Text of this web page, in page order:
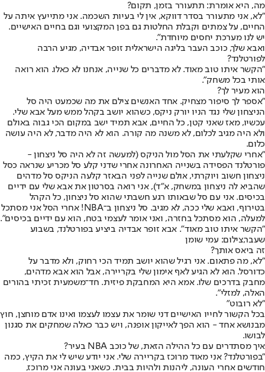
מה, היא אומרת: תתעורר בזמן, תקום?
"לא, אני מתעורר בסדר דווקא, אין לי בעיות השכמה. אני מתייעץ איתה על
החיים, על צמתים וקבלת החלטות גם בפן המקצועי וגם בחיים האישיים.
יש לנו מערכת יחסים מיוחדת".
ואבא שלך, כוכב העבר בליגה הישראלית זופר אבדיה, מגיע הרבה
לפורטלנד?
"הקשר איתו טוב מאוד. לא מדברים כל שנייה, אנחנו לא כאלו. הוא רואה
אותי בכל משחק".
הוא מעיר לך?
"אספר לך סיפור מצחיק. אחד האנשים צילם את מה שכמעט היה סל
הניצחון שלי נגד הניו יורק ניקס, כשהוא יושב בקהל ממש מעל אבא שלי.
עכשיו, מאז שאני קטן, כל החיים, אבא תמיד ישב במקום הכי גבוה באולם
ולא היה מגיב לכלום, לא משנה מה קורה. הוא לא היה מדבר, לא היה עושה
כלום.
"אחרי שקלעתי את הסל מול הניקס (למעשה זה לא היה סל ניצחון -
פורטלנד הפסידה בשנייה האחרונה אחרי שדני קלע סל מכריע שנראה כסל
ניצחון חשוב ויוקרתי, אולם שנייה לפני הבאזר קלעה הניקס סל מדהים
שהביא לה ניצחון במשחק, א"ד), אני רואה בסרטון את אבא שלי עם ידיים
בכיסים. אני עם סל שבאותו רגע חשבתי שהוא סל ניצחון, כל הקהל
בטירוף, ואבא שלי ככה, לא מגיב. סל ניצחון ב־NBA! אחרי הסל אני מסתכל
למעלה, הוא מסתכל בחזרה, ואני אומר לעצמי בטח, הוא עם ידיים בכיסים".
"הקשר איתו טוב מאוד". אבא זופר אבדיה ביציע בפורטלנד, בשבוע
שעבר,צילום: עמי שומן
זה ביאס אותך?
"לא, מה פתאום. אני רגיל שהוא יושב תמיד הכי רחוק, ולא מדבר על
כדורסל. הוא לא הגיע לאף אימון שלי בקריירה, אבל הוא אבא מדהים,
מחבק בדרכים שלו. אמא היא המחבקת פיזית. חד־משמעית זכיתי בהורים
האלה, למזלי".
"לא רובוט"
בכל הקשור לחייו האישיים דני שומר את עצמו לעצמו ואינו אדם מוחצן, חוץ
מבנושא אחד - הוא הפך לאייקון אופנה, ויש כבר כאלה שמחקים את סגנון
לבושו.
איך מסתדרים עם כל ההילה הזאת, של כוכב NBA בעיר?
"בפורטלנד? אני מאוד מרוכז בקריירה שלי. אני יודע שיש לי את הקיץ, כמה
חודשים אחרי העונה, ליהנות ולהיות בבית. כשאני בעונה אני מרוכז,